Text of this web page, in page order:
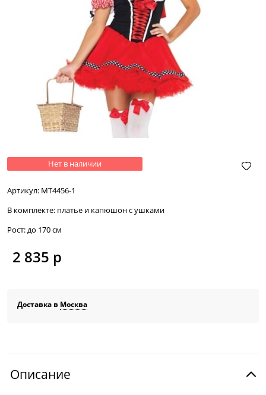
Нет в наличии
Артикул: МТ4456-1
В комплекте: платье и капюшон с ушками
Рост:до 170 см
2 835 р
Доставка в Москва
Описание